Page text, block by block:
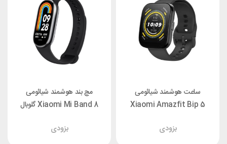
ساعت هوشمند شیائومی
Xiaomi Amazfit Bip 5
بزودی
مچ بند هوشمند شیائومی
Xiaomi Mi Band 8 گلوبال
بزودی